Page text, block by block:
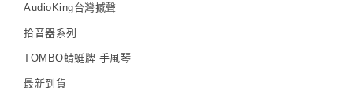
AudioKing台灣撼聲
拾音器系列
TOMBO蜻蜓牌 手風琴
最新到貨